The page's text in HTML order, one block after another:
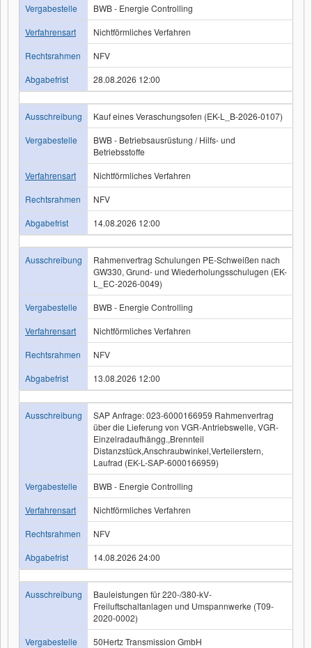
Vergabestelle
BWB - Energie Controlling
Verfahrensart
Nichtförmliches Verfahren
Rechtsrahmen
NFV
Abgabefrist
28.08.2026 12:00
Ausschreibung
Kauf eines Veraschungsofen (EK-L_B-2026-0107)
Vergabestelle
BWB - Betriebsausrüstung / Hilfs- und
Betriebsstoffe
Verfahrensart
Nichtförmliches Verfahren
Rechtsrahmen
NFV
Abgabefrist
14.08.2026 12:00
Ausschreibung
Rahmenvertrag Schulungen PE-Schweißen nach
GW330, Grund- und Wiederholungsschulugen (EK-
L_EC-2026-0049)
Vergabestelle
BWB - Energie Controlling
Verfahrensart
Nichtförmliches Verfahren
Rechtsrahmen
NFV
Abgabefrist
13.08.2026 12:00
Ausschreibung
SAP Anfrage: 023-6000166959 Rahmenvertrag
über die Lieferung von VGR-Antriebswelle, VGR-
Einzelradaufhängg.,Brennteil
Distanzstück,Anschraubwinkel,Verteilerstern,
Laufrad (EK-L-SAP-6000166959)
Vergabestelle
BWB - Energie Controlling
Verfahrensart
Nichtförmliches Verfahren
Rechtsrahmen
NFV
Abgabefrist
14.08.2026 24:00
Ausschreibung
Bauleistungen für 220-/380-kV-
Freiluftschaltanlagen und Umspannwerke (T09-
2020-0002)
Vergabestelle
50Hertz Transmission GmbH